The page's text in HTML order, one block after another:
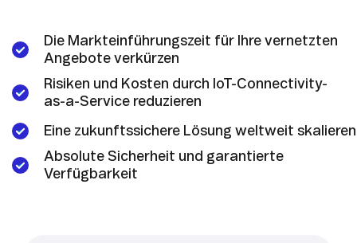
Die Markteinführungszeit für Ihre vernetzten
Angebote verkürzen
Risiken und Kosten durch IoT-Connectivity-
as-a-Service reduzieren
Eine zukunftssichere Lösung weltweit skalieren
Absolute Sicherheit und garantierte
Verfügbarkeit